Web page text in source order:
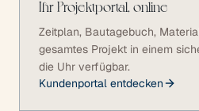
Ihr Projektportal, online
Zeitplan, Bautagebuch,
gesamtes Projekt in einem
die Uhr verfügbar.
Kundenportal entdecken